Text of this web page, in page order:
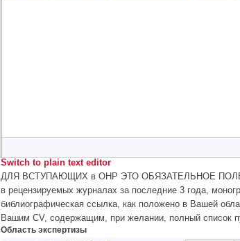
Switch to plain text editor
ДЛЯ ВСТУПАЮЩИХ в ОНР ЭТО ОБЯЗАТЕЛЬНОЕ ПОЛЕ.
в рецензируемых журналах за последние 3 года,
библиографическая ссылка, как положено в Вашей
Вашим CV, содержащим, при желании, полный список
Область экспертизы